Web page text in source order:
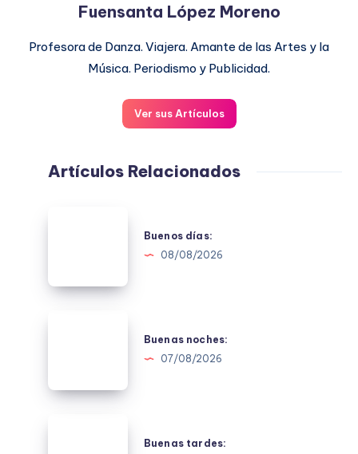
Fuensanta López Moreno
Profesora de Danza. Viajera. Amante de las Artes y la
Música. Periodismo y Publicidad.
Ver sus Artículos
Artículos Relacionados
Buenos días:
08/08/2026
Buenas noches:
07/08/2026
Buenas tardes: